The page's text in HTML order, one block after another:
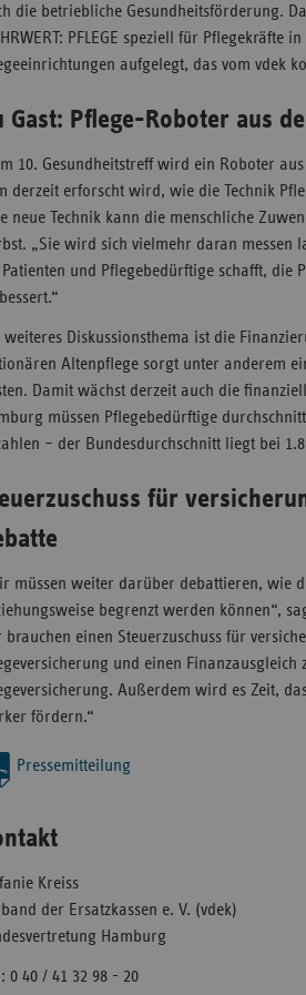
die betriebliche Gesundheitsförderung.
PFLEGE speziell für Pflegekräfte
aufgelegt, das vom vdek
Gast: Pflege-Roboter aus
10. Gesundheitstreff wird ein Roboter
derzeit erforscht wird, wie die Technik
neue Technik kann die menschliche
„Sie wird sich vielmehr daran messen
und Pflegebedürftige schafft, die
weiteres Diskussionsthema ist die
Altenpflege sorgt unter anderem
Damit wächst derzeit auch die
müssen Pflegebedürftige
– der Bundesdurchschnitt liegt bei
für
müssen weiter darüber debattieren, wie
begrenzt werden können“,
brauchen einen Steuerzuschuss für
und einen
Außerdem wird es Zeit,
fördern.“
Pressemitteilung
Kreiss
der Ersatzkassen e. V. (vdek)
Hamburg
0 40 / 41 32 98 - 20